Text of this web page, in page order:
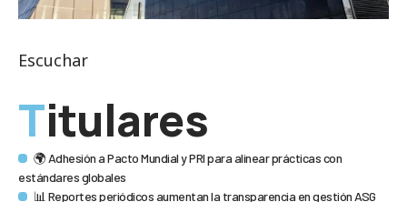
Escuchar
Titulares
🌍 Adhesión a Pacto Mundial y PRI para alinear prácticas con
estándares globales
📊 Reportes periódicos aumentan la transparencia en gestión ASG